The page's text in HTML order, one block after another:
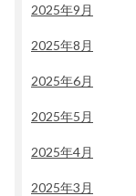
2025年9月
2025年8月
2025年6月
2025年5月
2025年4月
2025年3月